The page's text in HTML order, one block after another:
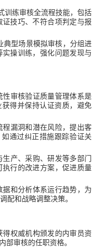
训练审核全流程技能，包括
技巧、不符合项判定与报
典型场景模拟审核，分组进
操训练，强化问题发现与
审核验证质量管理体系是
得并保持认证资质，避免
漏洞和潜在风险，提出客
通过纠正措施跟踪验证关
产、采购、研发等多部门
行的改进方案，促进质量
和分析体系运行趋势，为
配和战略调整决策。
权威机构颁发的内审员资
内部审核的任职资格。